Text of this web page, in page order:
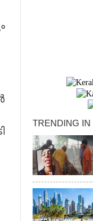
TRENDING IN
×